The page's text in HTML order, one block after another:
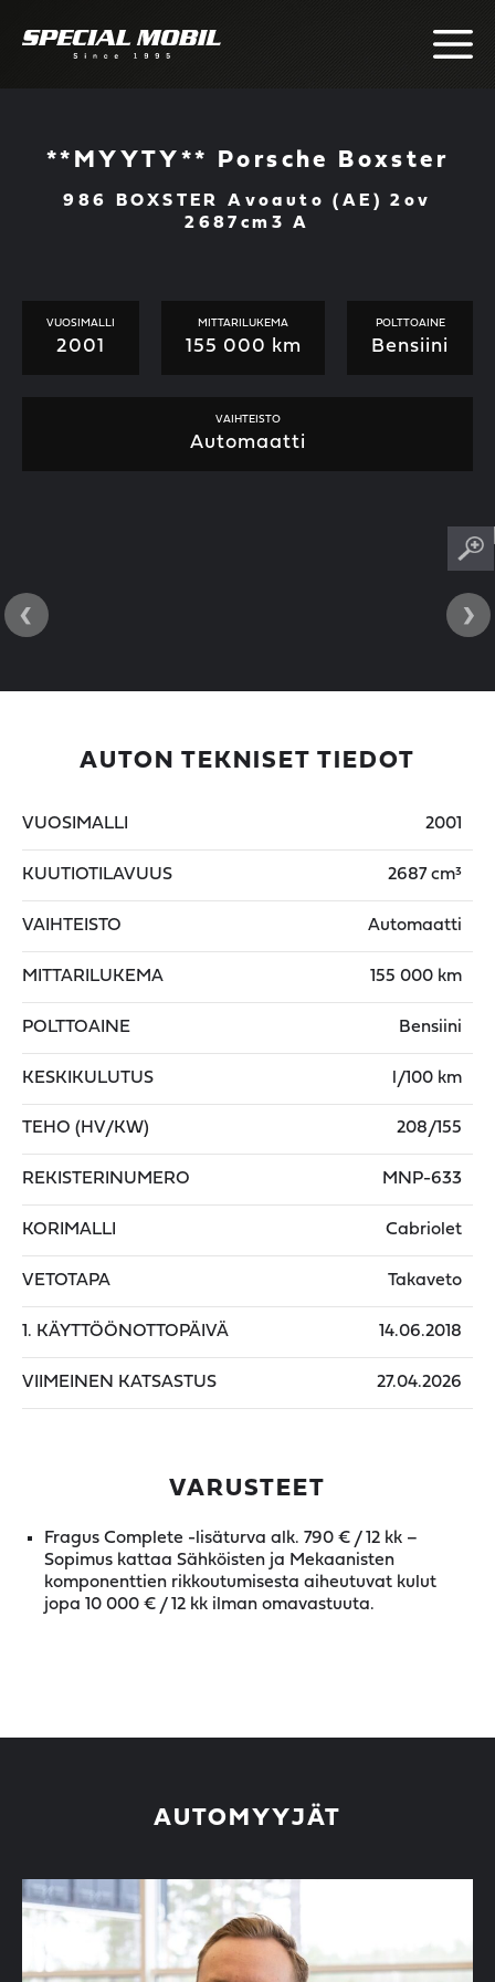
**MYYTY** Porsche Boxster
986 BOXSTER Avoauto (AE) 2ov
2687cm3 A
VUOSIMALLI
2001
MITTARILUKEMA
155 000 km
POLTTOAINE
Bensiini
VAIHTEISTO
Automaatti
‹ ›
AUTON TEKNISET TIEDOT
VUOSIMALLI 2001
KUUTIOTILAVUUS 2687 cm³
VAIHTEISTO Automaatti
MITTARILUKEMA 155 000 km
POLTTOAINE Bensiini
KESKIKULUTUS l/100 km
TEHO (HV/KW) 208/155
REKISTERINUMERO MNP-633
KORIMALLI Cabriolet
VETOTAPA Takaveto
1. KÄYTTÖÖNOTTOPÄIVÄ 14.06.2018
VIIMEINEN KATSASTUS 27.04.2026
VARUSTEET
Fragus Complete -lisäturva alk. 790 € / 12 kk –
Sopimus kattaa Sähköisten ja Mekaanisten
komponenttien rikkoutumisesta aiheutuvat kulut
jopa 10 000 € / 12 kk ilman omavastuuta.
AUTOMYYJÄT